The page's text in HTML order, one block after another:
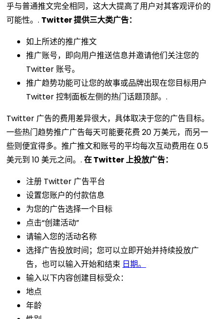
乎与普通推文完全相同，这大大提高了用户对其客观评价的
可能性。. Twitter 提供三大类广告：
如上所述的推广推文
推广账号，即向用户推送信息并邀请他们关注您的
Twitter 账号。
推广趋势功能可让您的故事或品牌出现在您目标用户
Twitter 控制面板左侧的热门话题顶部。.
Twitter 广告的费用差异很大，具体取决于您的广告目标。
一些热门趋势推广广告每天可能要花费 20 万美元，而另一
些则便宜得多。推广推文和账号的平均每次互动费用在 0.5
美元到 10 美元之间。.在 Twitter 上投放广告：
注册 Twitter 广告平台
设置您账户的付款信息
为您的广告选择一个目标
点击“创建活动”
请输入您的活动名称
选择广告投放时间；您可以立即开始并持续投放广
告，也可以输入开始和结束 日期。
输入以下内容创建目标受众：
地点
年龄